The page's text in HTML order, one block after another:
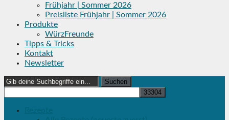
Frühjahr | Sommer 2026
Preisliste Frühjahr | Sommer 2026
Produkte
WürzFreunde
Tipps & Tricks
Kontakt
Newsletter
Search
for: